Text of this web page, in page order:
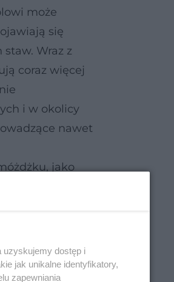
może
się
Wraz z
coraz więcej
i w okolicy
nawet
jako
związki
herbata,
uzyskujemy dostęp i
jak unikalne identyfikatory,
zapewniania